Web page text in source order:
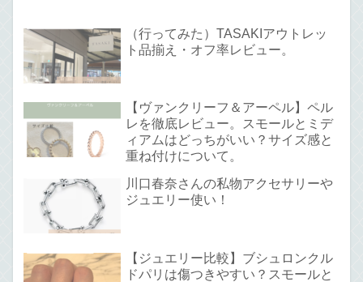
（行ってみた）TASAKIアウトレッ
ト品揃え・オフ率レビュー。
【ヴァンクリーフ＆アーペル】ペル
レを徹底レビュー。スモールとミデ
ィアムはどっちがいい？サイズ感と
重ね付けについて。
川口春奈さんの私物アクセサリーや
ジュエリー使い！
【ジュエリー比較】ブシュロンクル
ドパリは傷つきやすい？スモールと